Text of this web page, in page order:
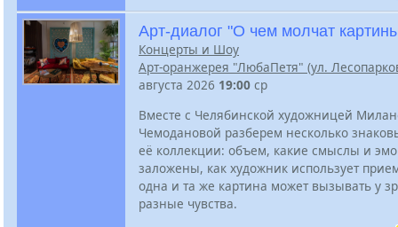
Арт-диалог "О чем молчат
Концерты и Шоу
Арт-оранжерея "ЛюбаПетя" (ул.
августа 2026 19:00 ср
Вместе с Челябинской художницей
Чемодановой разберем несколько
её коллекции: объем, какие смыслы и
заложены, как художник использует
одна и та же картина может вызывать у
разные чувства.